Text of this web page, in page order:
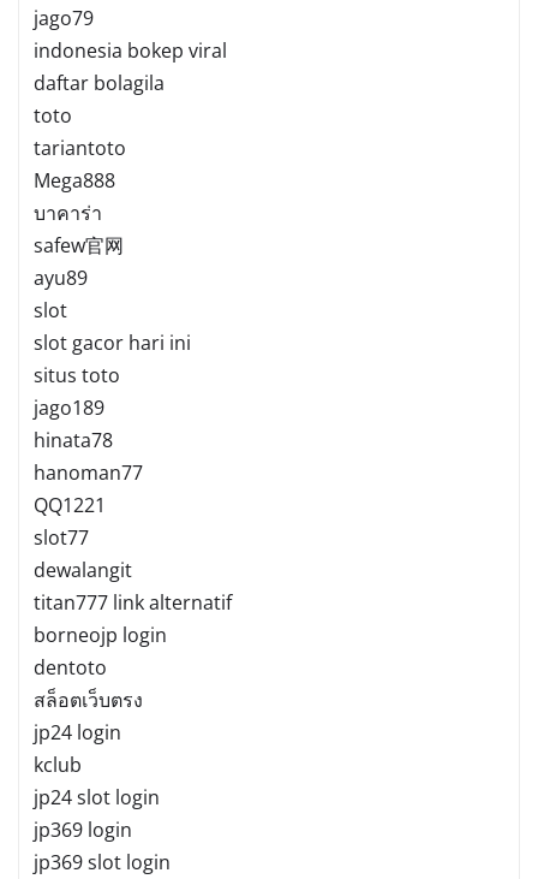
jago79
indonesia bokep viral
daftar bolagila
toto
tariantoto
Mega888
บาคาร่า
safew官网
ayu89
slot
slot gacor hari ini
situs toto
jago189
hinata78
hanoman77
QQ1221
slot77
dewalangit
titan777 link alternatif
borneojp login
dentoto
สล็อตเว็บตรง
jp24 login
kclub
jp24 slot login
jp369 login
jp369 slot login